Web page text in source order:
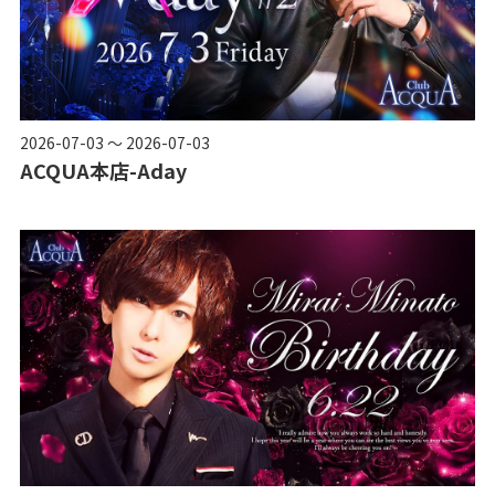
2026-07-03 ～ 2026-07-03
ACQUA本店-Aday